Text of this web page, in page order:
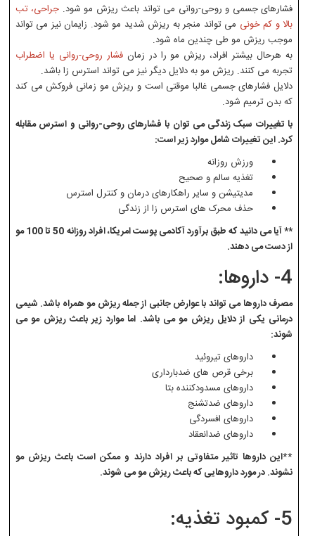
فشارهای جسمی و روحی-روانی می تواند باعث ریزش مو شود. جراحی، تب
بالا و کم خونی می تواند منجر به ریزش شدید مو شود. زایمان نیز می تواند
موجب ریزش مو طی چندین ماه شود.
به هرحال بیشتر افراد، ریزش مو را در زمان فشار روحی-روانی یا اضطراب
تجربه می کنند. ریزش مو به دلایل دیگر نیز می تواند استرس زا باشد.
دلایل فشارهای جسمی غالبا موقتی است و ریزش مو زمانی فروکش می کند
که بدن ترمیم شود.
با تغییرات سبک زندگی می توان با فشارهای روحی-روانی و استرس مقابله
کرد. این تغییرات شامل موارد زیر است:
ورزش روزانه
تغذیه سالم و صحیح
مدیتیشن و سایر راهکارهای درمان و کنترل استرس
حذف محرک های استرس زا از زندگی
** آیا می دانید که طبق برآورد آکادمی پوست امریکا، افراد روزانه 50 تا 100 مو
از دست می دهند.
4- داروها:
مصرف داروها می تواند با عوارض جانبی از جمله ریزش مو همراه باشد. شیمی
درمانی یکی از دلایل ریزش مو می باشد. اما موارد زیر باعث ریزش مو می
شوند:
داروهای تیروئید
برخی قرص های ضدبارداری
داروهای مسدودکننده بتا
داروهای ضدتشنج
داروهای افسردگی
داروهای ضدانعقاد
**این داروها تاثیر متفاوتی بر افراد دارند و ممکن است باعث ریزش مو
نشوند. در مورد داروهایی که باعث ریزش مو می شوند.
5- کمبود تغذیه: